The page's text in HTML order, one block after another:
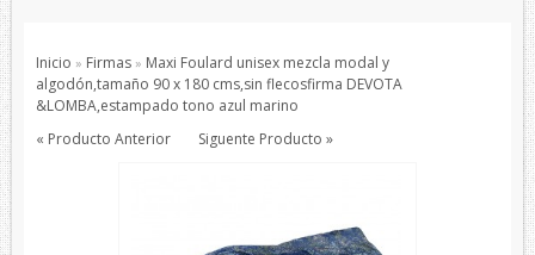
Todos los Productos
Productos de protección
Inicio » Firmas » Maxi Foulard unisex mezcla modal y
algodón,tamaño 90 x 180 cms,sin flecosfirma DEVOTA
&LOMBA,estampado tono azul marino
« Producto Anterior
Siguente Producto »